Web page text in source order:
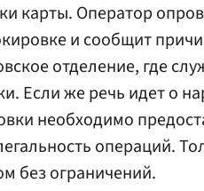
карты. Оператор
и сообщит
отделение, где
Если же речь идет о
необходимо
операций.
без ограничений.